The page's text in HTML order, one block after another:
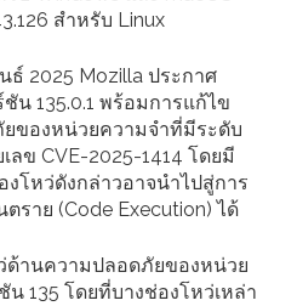
สำหรับ Linux
2025 Mozilla ประกาศ
น 135.0.1 พร้อมการแก้ไข
ของหน่วยความจำที่มีระดับ
ลข CVE-2025-1414 โดยมี
งโหว่ดังกล่าวอาจนำไปสู่การ
ราย (Code Execution) ได้
ด้านความปลอดภัยของหน่วย
น 135 โดยที่บางช่องโหว่เหล่า